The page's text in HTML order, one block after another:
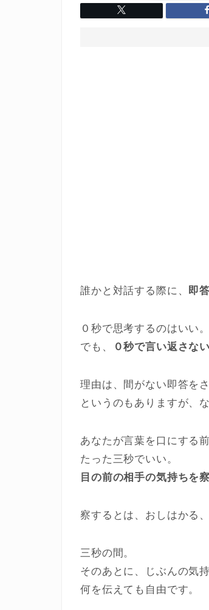
誰かと対話する際に、 即
０秒で思考するのはいい。
でも、
０秒で言い返さな
理由は、間がない即答を
というのもありますが、
あなたが言葉を口にする前
たった三秒でいい。
目の前の相手の気持ちを
察するとは、おしはかる
三秒の間。
そのあとに、じぶんの気
何を伝えても自由です。